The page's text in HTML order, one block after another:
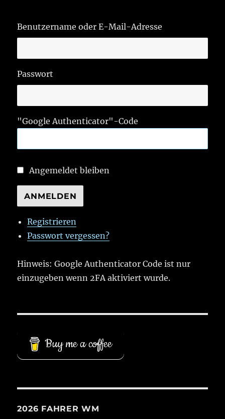
Benutzername oder E-Mail-Adresse
Passwort
"Google Authenticator"-Code
Angemeldet bleiben
ANMELDEN
Registrieren
Passwort vergessen?
Hinweis: Google Authenticator Code ist nur
einzugeben wenn 2FA aktiviert wurde.
Buy me a coffee
2026 FAHRER WM